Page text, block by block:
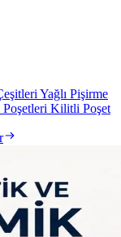
Yağlı Pişirme
Kilitli Poşet